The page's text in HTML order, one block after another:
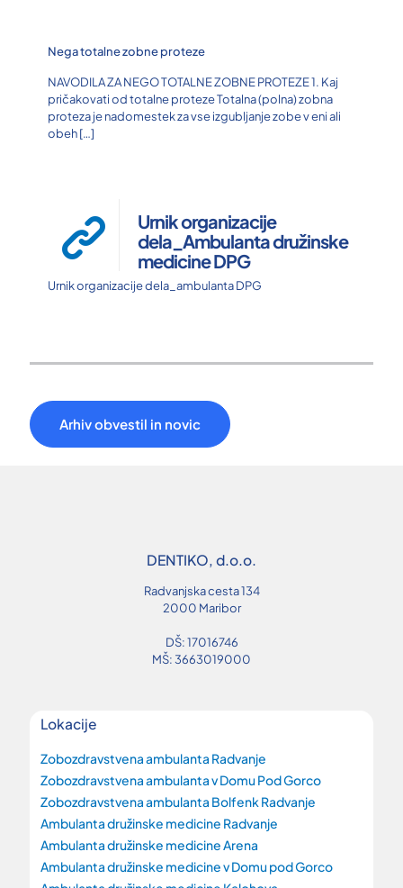
Nega totalne zobne proteze
NAVODILA ZA NEGO TOTALNE ZOBNE PROTEZE 1. Kaj
pričakovati od totalne proteze Totalna (polna) zobna
proteza je nadomestek za vse izgubljanje zobe v eni ali
obeh[…]
Urnik organizacije
dela_Ambulanta družinske
medicine DPG
Urnik organizacije dela_ambulanta DPG
Arhiv obvestil in novic
DENTIKO, d.o.o.
Radvanjska cesta 134
2000 Maribor
DŠ: 17016746
MŠ: 3663019000
Lokacije
Zobozdravstvena ambulanta Radvanje
Zobozdravstvena ambulanta v Domu Pod Gorco
Zobozdravstvena ambulanta Bolfenk Radvanje
Ambulanta družinske medicine Radvanje
Ambulanta družinske medicine Arena
Ambulanta družinske medicine v Domu pod Gorco